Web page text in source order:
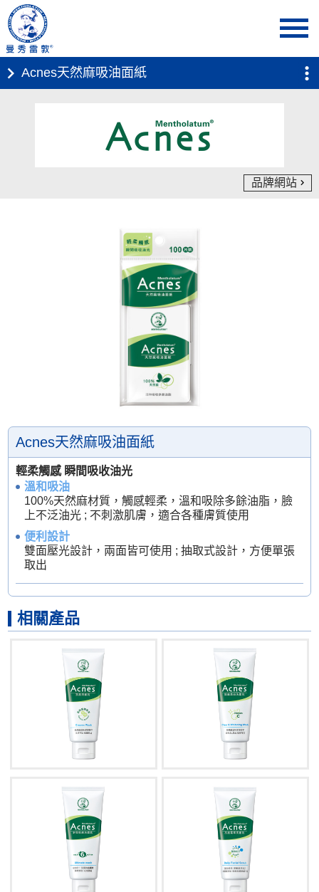
首頁
產品介紹
個人保養 ． 曼秀雷敦Acnes抗痘系列
Acnes天然麻吸油面紙
品牌網站
Acnes天然麻吸油面紙
輕柔觸感 瞬間吸收油光
溫和吸油
100%天然麻材質，觸感輕柔，溫和吸除多餘油脂，臉
上不泛油光 ; 不刺激肌膚，適合各種膚質使用
便利設計
雙面壓光設計，兩面皆可使用 ; 抽取式設計，方便單張
取出
相關產品